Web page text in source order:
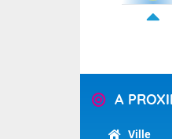
A
Ville